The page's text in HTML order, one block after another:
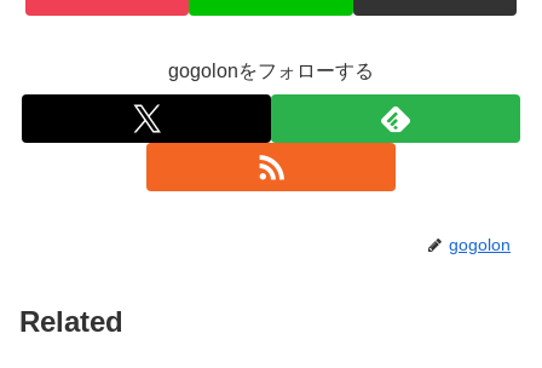
gogolonをフォローする
gogolon
Related